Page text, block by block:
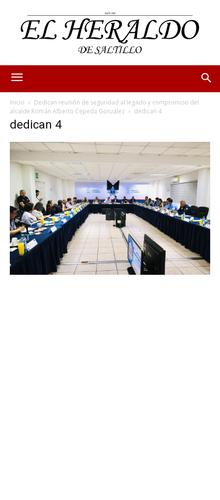
Inicio
Dedican reunión de seguridad al legado y compromiso del
alcalde Román Alberto Cepeda González
dedican 4
dedican 4